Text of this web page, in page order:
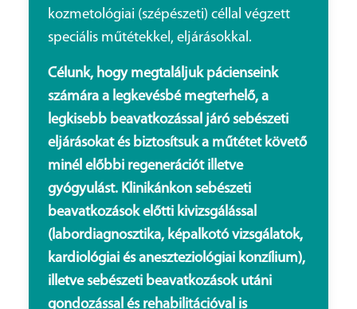
kozmetológiai (szépészeti) céllal végzett
speciális műtétekkel, eljárásokkal.
Célunk, hogy megtaláljuk pácienseink
számára a legkevésbé megterhelő, a
legkisebb beavatkozással járó sebészeti
eljárásokat és biztosítsuk a műtétet követő
minél előbbi regenerációt illetve
gyógyulást. Klinikánkon sebészeti
beavatkozások előtti kivizsgálással
(labordiagnosztika, képalkotó vizsgálatok,
kardiológiai és aneszteziológiai konzílium),
illetve sebészeti beavatkozások utáni
gondozással és rehabilitációval is